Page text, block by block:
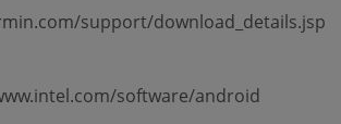
support/download_details.jsp?
software/android